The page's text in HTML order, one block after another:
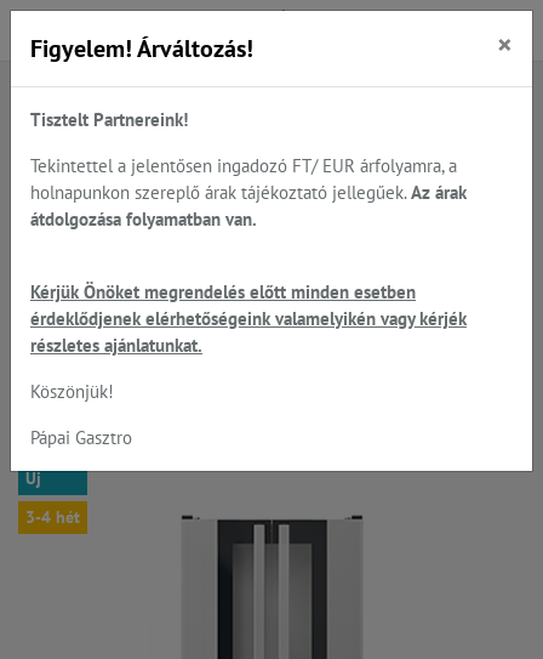
Főoldal Termékek
UNOX - látványsütők, tepsik, sütőlemezek, állványok...
UNOX - sütő állványok, kelesztők, elszívók...
UNOX - Bakerlux Shop.Pro
XEKPT-08HS-C kelesztő
szekrény 8*460*330
Új
3-4 hét
Figyelem! Árváltozás! ×
Tisztelt Partnereink!
Tekintettel a jelentősen ingadozó FT/ EUR árfolyamra, a
holnapunkon szereplő árak tájékoztató jellegűek. Az árak
átdolgozása folyamatban van.
Kérjük Önöket megrendelés előtt minden esetben
érdeklődjenek elérhetőségeink valamelyikén vagy kérjék
részletes ajánlatunkat.
Köszönjük!
Pápai Gasztro